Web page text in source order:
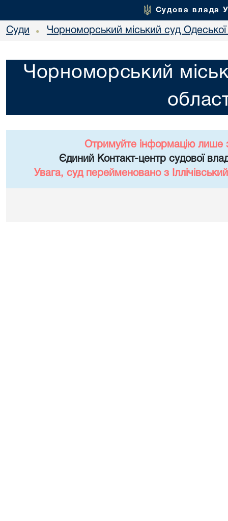
Судова влада
Суди • Чорноморський міський суд Одеської
Чорноморський
Отримуйте інформацію лише
Єдиний Контакт-центр судової
Увага, суд перейменовано з